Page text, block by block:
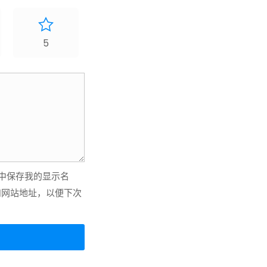
5
保存我的显示名
站地址，以便下次